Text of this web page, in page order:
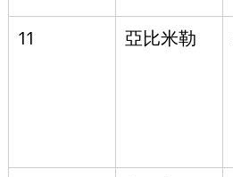
11 亞比米勒